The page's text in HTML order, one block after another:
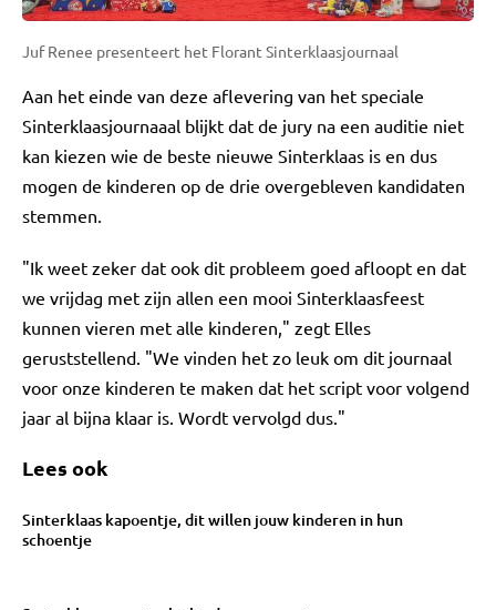
Juf Renee presenteert het Florant Sinterklaasjournaal
Aan het einde van deze aflevering van het speciale
Sinterklaasjournaaal blijkt dat de jury na een auditie niet
kan kiezen wie de beste nieuwe Sinterklaas is en dus
mogen de kinderen op de drie overgebleven kandidaten
stemmen.
"Ik weet zeker dat ook dit probleem goed afloopt en dat
we vrijdag met zijn allen een mooi Sinterklaasfeest
kunnen vieren met alle kinderen," zegt Elles
geruststellend. "We vinden het zo leuk om dit journaal
voor onze kinderen te maken dat het script voor volgend
jaar al bijna klaar is. Wordt vervolgd dus."
Lees ook
Sinterklaas kapoentje, dit willen jouw kinderen in hun
schoentje